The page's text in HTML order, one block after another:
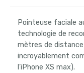
Pointeuse faciale
technologie de
mètres de
incroyablement
l’iPhone XS max).